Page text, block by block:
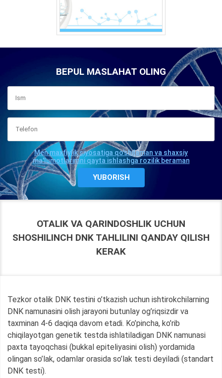
BEPUL MASLAHAT OLING
Men maxfiylik siyosatiga qo'shilaman va shaxsiy
ma'lumotlarimni qayta ishlashga rozilik beraman
OTALIK VA QARINDOSHLIK UCHUN
SHOSHILINCH DNK TAHLILINI QANDAY QILISH
KERAK
Tezkor otalik DNK testini o’tkazish uchun ishtirokchilarning
DNK namunasini olish jarayoni butunlay og’riqsizdir va
taxminan 4-6 daqiqa davom etadi. Ko’pincha, ko’rib
chiqilayotgan genetik testda ishlatiladigan DNK namunasi
paxta tayoqchasi (bukkal epiteliyasini olish) yordamida
olingan so’lak, odamlar orasida so’lak testi deyiladi (standart
DNK testi).